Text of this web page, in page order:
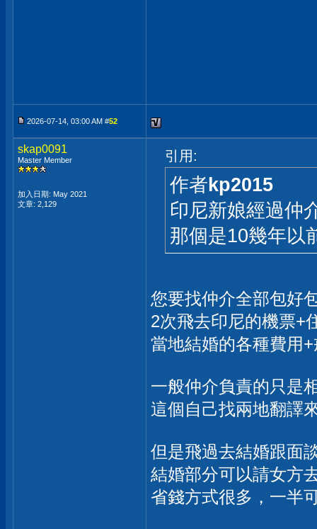
2026-07-14, 03:00 AM #52
skap0091
Master Member
加入日期: May 2021
文章: 2,129
引用:
作者kp2015
印尼新娘經過仲
那個是10幾年以
您要找仲介全部包好
2次飛去印尼的機票+
當地結婚的各種費用
一般仲介負責的只是
這個自己找兩地翻譯
但是飛過去結婚跟面
結婚部分可以請女方
省錢方式很多，一半